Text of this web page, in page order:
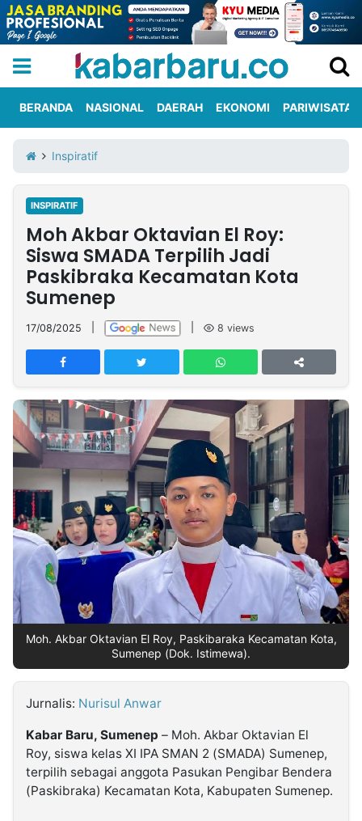
Iklan
Berita
Kami
Nasional
International
Olahraga
Entertainment
Daerah
Pariwisata
Kuliner
Kolom
Network
PT
TREETAN
MULTIMEDIA
INDONESIA
Partner
Insight
NTB
Suara
Time
Lens
IDN
Daily
Jogja
Jalan
Rakyat
Idealita
News
Notice
Dinamikapost.com
Radar
Baru
Seedbacklink
Follow
Kabarbaru
Kabarbaru.co
2026
BERANDA NASIONAL DAERAH EKONOMI PARIWISATA
Inspiratif
INSPIRATIF
Moh Akbar Oktavian El Roy:
Siswa SMADA Terpilih Jadi
Paskibraka Kecamatan Kota
Sumenep
17/08/2025 8 views
Moh. Akbar Oktavian El Roy, Paskibaraka Kecamatan Kota,
Sumenep (Dok. Istimewa).
Jurnalis: Nurisul Anwar
Kabar Baru, Sumenep – Moh. Akbar Oktavian El
Roy, siswa kelas XI IPA SMAN 2 (SMADA) Sumenep,
terpilih sebagai anggota Pasukan Pengibar Bendera
(Paskibraka) Kecamatan Kota, Kabupaten Sumenep.